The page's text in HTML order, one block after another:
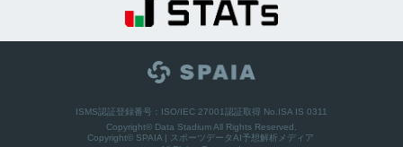
ISMS認証登録番号：ISO/IEC 27001認証取得 No.ISA IS 0311
Copyright© Data Stadium All Rights Reserved.
Copyright© SPAIA | スポーツデータAI予想解析メディア